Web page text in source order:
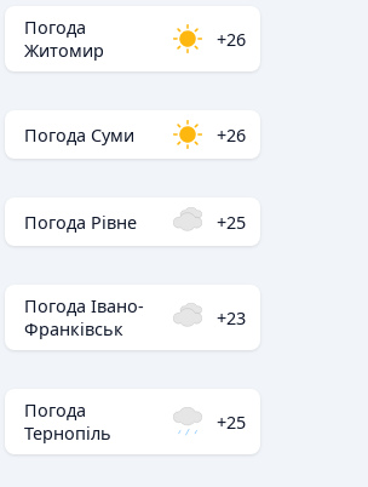
Погода
Житомир
+26
Погода Суми +26
Погода Рівне +25
Погода Івано-
Франківськ
+23
Погода
Тернопіль
+25